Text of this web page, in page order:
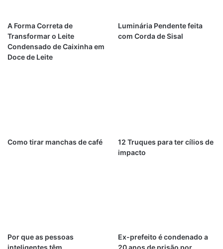
A Forma Correta de
Transformar o Leite
Condensado de Caixinha em
Doce de Leite
Luminária Pendente feita
com Corda de Sisal
Como tirar manchas de café
12 Truques para ter cílios de
impacto
Por que as pessoas
Ex-prefeito é condenado a